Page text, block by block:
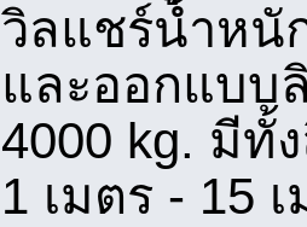
วิลแชร์น้ำหนั
และออกแบบ
4000 kg. มีทั้
1 เมตร - 15